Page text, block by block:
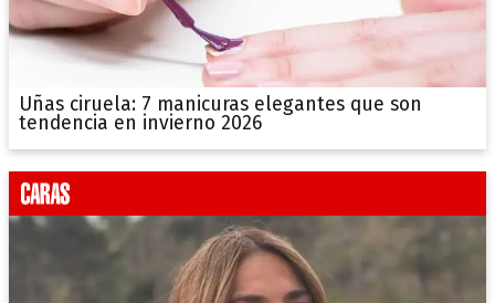
Uñas ciruela: 7 manicuras elegantes que son
tendencia en invierno 2026